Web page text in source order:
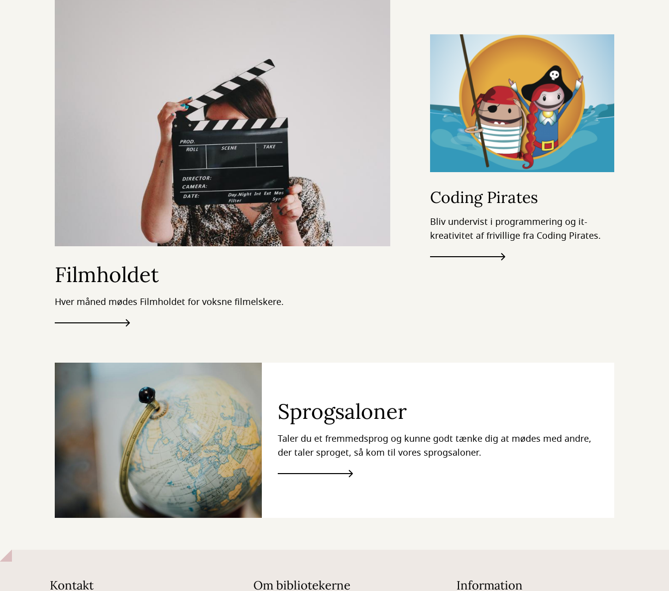
Filmholdet
Hver måned mødes Filmholdet for voksne filmelskere.
Coding Pirates
Bliv undervist i programmering og it-
kreativitet af frivillige fra Coding Pirates.
Sprogsaloner
Taler du et fremmedsprog og kunne godt tænke dig at mødes med andre,
der taler sproget, så kom til vores sprogsaloner.
Kontakt Om bibliotekerne Information